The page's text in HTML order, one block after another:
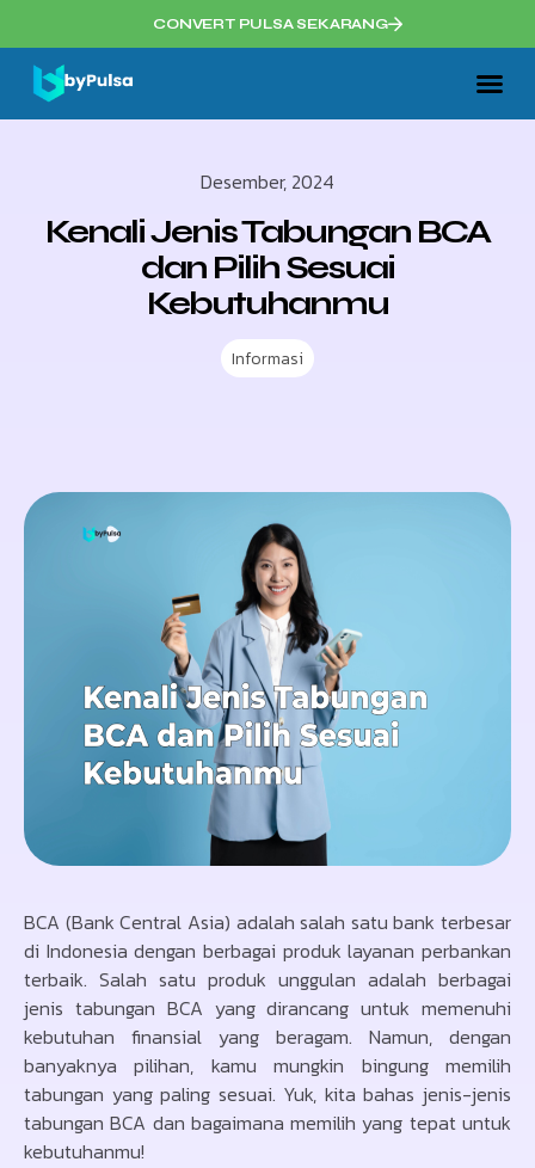
CONVERT PULSA SEKARANG
Desember, 2024
Kenali Jenis Tabungan BCA
dan Pilih Sesuai
Kebutuhanmu
Informasi
BCA (Bank Central Asia) adalah salah satu bank terbesar
di Indonesia dengan berbagai produk layanan perbankan
terbaik. Salah satu produk unggulan adalah berbagai
jenis tabungan BCA yang dirancang untuk memenuhi
kebutuhan finansial yang beragam. Namun, dengan
banyaknya pilihan, kamu mungkin bingung memilih
tabungan yang paling sesuai. Yuk, kita bahas jenis-jenis
tabungan BCA dan bagaimana memilih yang tepat untuk
kebutuhanmu!